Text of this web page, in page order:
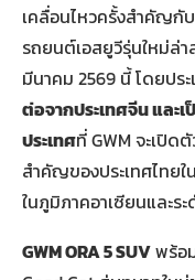
เคลื่อนไหวครั้งสำคัญกั
รถยนต์เอสยูวีรุ่นใหม่ล่
มีนาคม 2569 นี้ โดยปร
ต่อจากประเทศจีน และ
ประเทศที่ GWM จะเปิ
สำคัญของประเทศไทย
ในภูมิภาคอาเซียนและร
GWM ORA 5 SUVพร้อ